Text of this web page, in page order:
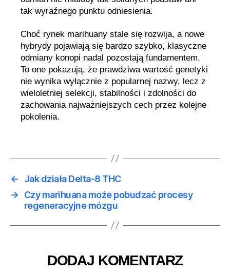
tak wyraźnego punktu odniesienia.
Choć rynek marihuany stale się rozwija, a nowe
hybrydy pojawiają się bardzo szybko, klasyczne
odmiany konopi nadal pozostają fundamentem.
To one pokazują, że prawdziwa wartość genetyki
nie wynika wyłącznie z popularnej nazwy, lecz z
wieloletniej selekcji, stabilności i zdolności do
zachowania najważniejszych cech przez kolejne
pokolenia.
←
Jak działa Delta-8 THC
→
Czy marihuana może pobudzać procesy
regeneracyjne mózgu
DODAJ KOMENTARZ